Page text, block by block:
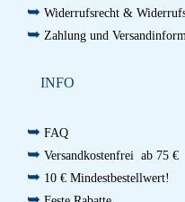
➥ Widerrufsrecht &
➥ Zahlung und
INFO
➥ FAQ
➥ Versandkostenfrei ab 75 €
➥ 10 € Mindestbestellwert!